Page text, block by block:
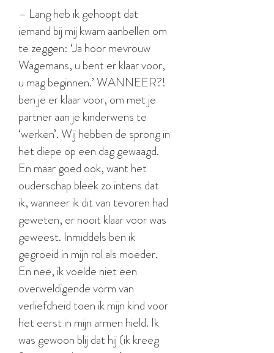
– Lang heb ik gehoopt dat
iemand bij mij kwam aanbellen om
te zeggen: ‘Ja hoor mevrouw
Wagemans, u bent er klaar voor,
u mag beginnen.’ WANNEER?!
ben je er klaar voor, om met je
partner aan je kinderwens te
‘werken’. Wij hebben de sprong in
het diepe op een dag gewaagd.
En maar goed ook, want het
ouderschap bleek zo intens dat
ik, wanneer ik dit van tevoren had
geweten, er nooit klaar voor was
geweest. Inmiddels ben ik
gegroeid in mijn rol als moeder.
En nee, ik voelde niet een
overweldigende vorm van
verliefdheid toen ik mijn kind voor
het eerst in mijn armen hield. Ik
was gewoon blij dat hij (ik kreeg